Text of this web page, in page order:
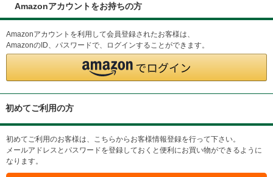
Amazonアカウントをお持ちの方
Amazonアカウントを利用して会員登録されたお客様は、
AmazonのID、パスワードで、ログインすることができます。
初めてご利用の方
初めてご利用のお客様は、こちらからお客様情報登録を行って下さい。
メールアドレスとパスワードを登録しておくと便利にお買い物ができるように
なります。